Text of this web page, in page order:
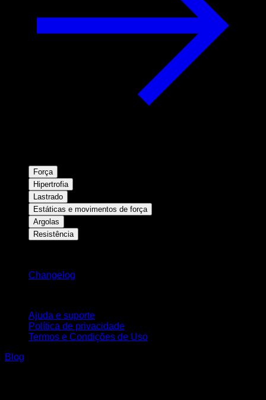
Força
Hipertrofia
Lastrado
Estáticas e movimentos de força
Argolas
Resistência
Changelog
Ajuda e suporte
Política de privacidade
Termos e Condições de Uso
Blog